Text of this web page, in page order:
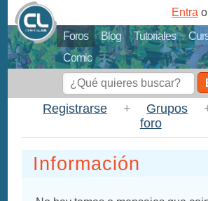
Foros Blog Tutoriales
Comic
Entra o
Registrarse + Grupos
foro
Información